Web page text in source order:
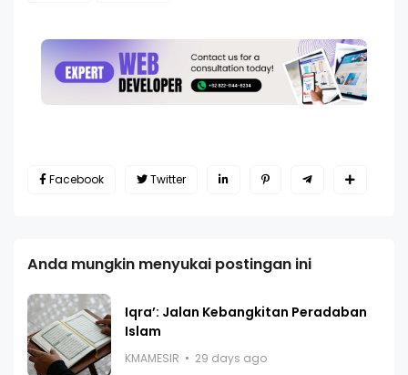
Facebook Twitter
Anda mungkin menyukai postingan ini
Iqra’: Jalan Kebangkitan Peradaban
Islam
KMAMESIR 29 days ago